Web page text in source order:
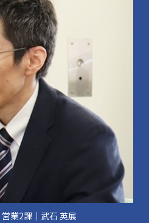
営業2課│武石 英展